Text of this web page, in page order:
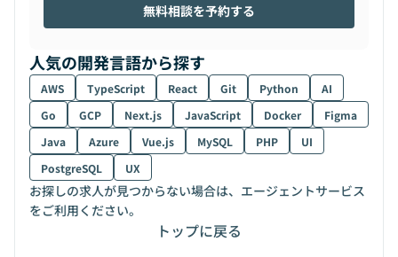
無料相談を予約する
人気の開発言語から探す
AWS TypeScript React Git Python
AI
Go
GCP Next.js JavaScript Docker
Figma
Java
Azure Vue.js MySQL PHP
UI
PostgreSQL
UX
お探しの求人が見つからない場合は、エージェントサービス
をご利用ください。
トップに戻る